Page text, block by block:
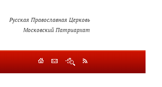
Русская Православная Церковь
Московский Патриархат